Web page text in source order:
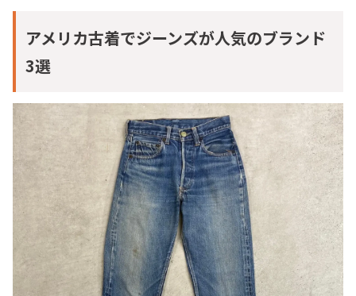
アメリカ古着でジーンズが人気のブランド
3選